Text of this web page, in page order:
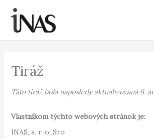
obsah
Tiráž
Táto tiráž bola naposledy aktualizovaná 6.
Vlastníkom týchto webových stránok je:
INAS, s. r. o. Sro